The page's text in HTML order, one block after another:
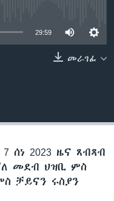
29:59
መራገፊ
ሰነ 2023 ዜና ጸብጻብ
መደብ ህዝቢ ምስ
ቻይናን ሩስያን